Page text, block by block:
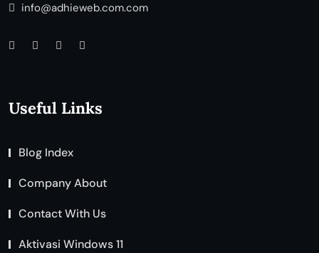
info@adhieweb.com.com
Useful Links
Blog Index
Company About
Contact With Us
Aktivasi Windows 11